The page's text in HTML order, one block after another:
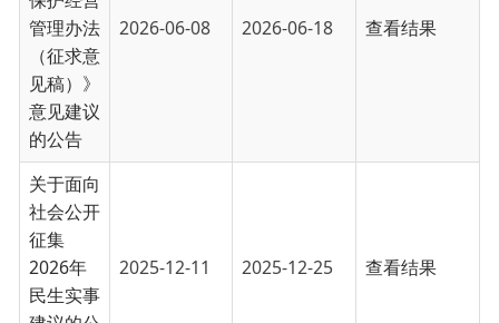
关于面向
社会公开
征集
2026年
民生实事
建议的公
告
关于面向
社会征集
乌恰县经
济社会发
展第十五